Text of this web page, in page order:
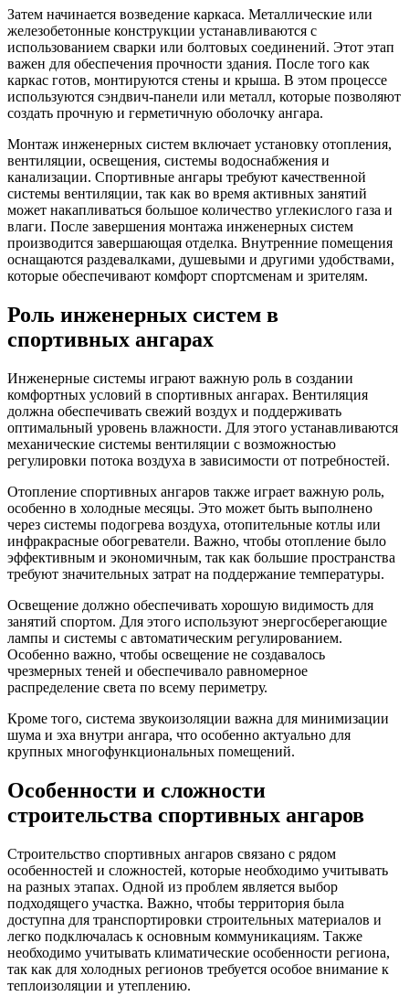
Затем начинается возведение каркаса. Металлические или
железобетонные конструкции устанавливаются с
использованием сварки или болтовых соединений. Этот этап
важен для обеспечения прочности здания. После того как
каркас готов, монтируются стены и крыша. В этом процессе
используются сэндвич-панели или металл, которые позволяют
создать прочную и герметичную оболочку ангара.
Монтаж инженерных систем включает установку отопления,
вентиляции, освещения, системы водоснабжения и
канализации. Спортивные ангары требуют качественной
системы вентиляции, так как во время активных занятий
может накапливаться большое количество углекислого газа и
влаги. После завершения монтажа инженерных систем
производится завершающая отделка. Внутренние помещения
оснащаются раздевалками, душевыми и другими удобствами,
которые обеспечивают комфорт спортсменам и зрителям.
Роль инженерных систем в
спортивных ангарах
Инженерные системы играют важную роль в создании
комфортных условий в спортивных ангарах. Вентиляция
должна обеспечивать свежий воздух и поддерживать
оптимальный уровень влажности. Для этого устанавливаются
механические системы вентиляции с возможностью
регулировки потока воздуха в зависимости от потребностей.
Отопление спортивных ангаров также играет важную роль,
особенно в холодные месяцы. Это может быть выполнено
через системы подогрева воздуха, отопительные котлы или
инфракрасные обогреватели. Важно, чтобы отопление было
эффективным и экономичным, так как большие пространства
требуют значительных затрат на поддержание температуры.
Освещение должно обеспечивать хорошую видимость для
занятий спортом. Для этого используют энергосберегающие
лампы и системы с автоматическим регулированием.
Особенно важно, чтобы освещение не создавалось
чрезмерных теней и обеспечивало равномерное
распределение света по всему периметру.
Кроме того, система звукоизоляции важна для минимизации
шума и эха внутри ангара, что особенно актуально для
крупных многофункциональных помещений.
Особенности и сложности
строительства спортивных ангаров
Строительство спортивных ангаров связано с рядом
особенностей и сложностей, которые необходимо учитывать
на разных этапах. Одной из проблем является выбор
подходящего участка. Важно, чтобы территория была
доступна для транспортировки строительных материалов и
легко подключалась к основным коммуникациям. Также
необходимо учитывать климатические особенности региона,
так как для холодных регионов требуется особое внимание к
теплоизоляции и утеплению.